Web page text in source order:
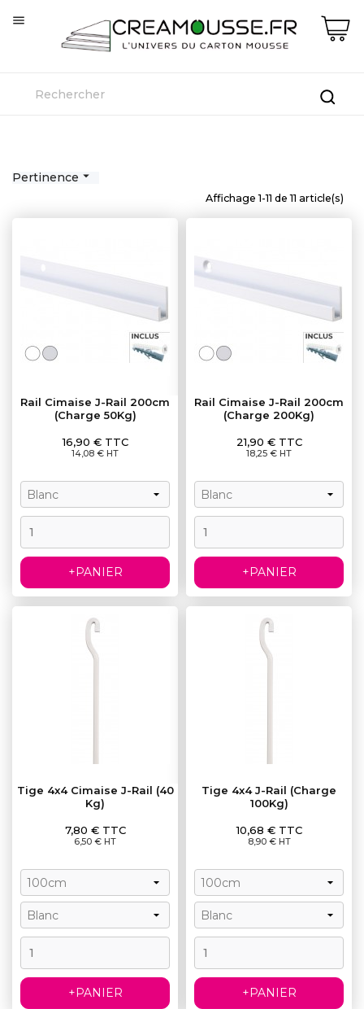

Pertinence 
Affichage 1-11 de 11 article(s)
Rail Cimaise J-Rail 200cm
(Charge 50Kg)
16,90 € TTC
14,08 € HT
+PANIER
Rail Cimaise J-Rail 200cm
(Charge 200Kg)
21,90 € TTC
18,25 € HT
+PANIER
Tige 4x4 Cimaise J-Rail (40
Kg)
7,80 € TTC
6,50 € HT
+PANIER
Tige 4x4 J-Rail (Charge
100Kg)
10,68 € TTC
8,90 € HT
+PANIER